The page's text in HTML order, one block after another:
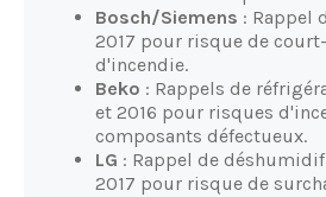
Bosch/Siemens : Rappel
2017 pour risque de
d'incendie.
Beko : Rappels de
et 2016 pour risques
composants défectueux.
LG : Rappel de
2017 pour risque de